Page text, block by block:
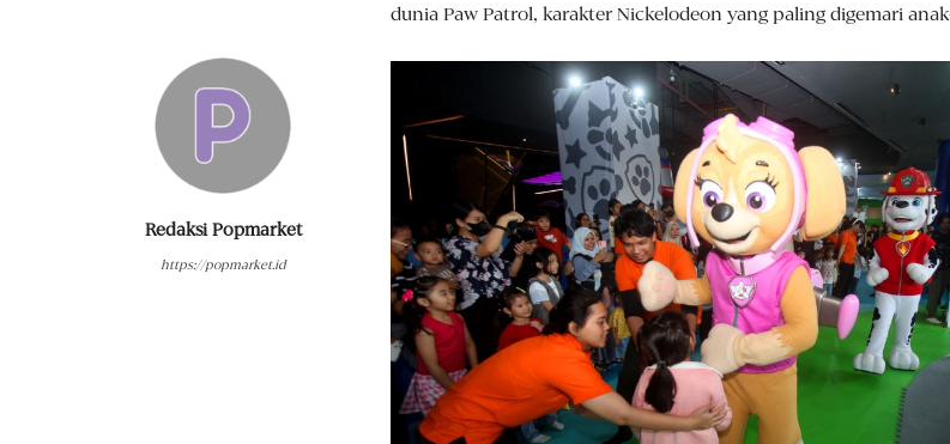
Redaksi Popmarket
https://popmarket.id
dunia Paw Patrol, karakter Nickelodeon yang paling digemari